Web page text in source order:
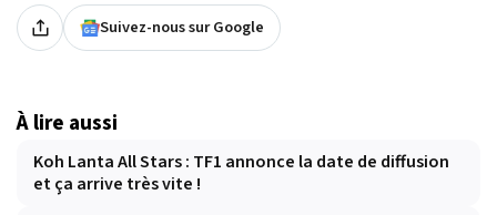
Suivez-nous sur Google
À lire aussi
Koh Lanta All Stars : TF1 annonce la date de diffusion
et ça arrive très vite !